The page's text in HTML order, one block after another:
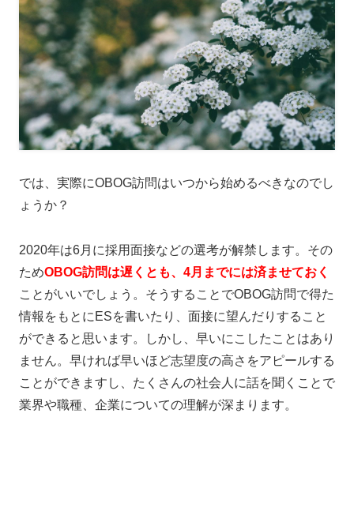
では、実際にOBOG訪問はいつから始めるべきなのでし
ょうか？
2020年は6月に採用面接などの選考が解禁します。その
ためOBOG訪問は遅くとも、4月までには済ませておく
ことがいいでしょう。そうすることでOBOG訪問で得た
情報をもとにESを書いたり、面接に望んだりすること
ができると思います。しかし、早いにこしたことはあり
ません。早ければ早いほど志望度の高さをアピールする
ことができますし、たくさんの社会人に話を聞くことで
業界や職種、企業についての理解が深まります。